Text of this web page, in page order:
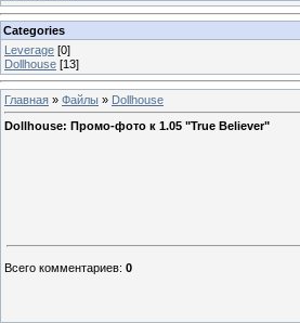
Categories
Leverage [0]
Dollhouse [13]
Главная » Файлы » Dollhouse
Dollhouse: Промо-фото к 1.05 "True Believer"
Всего комментариев: 0